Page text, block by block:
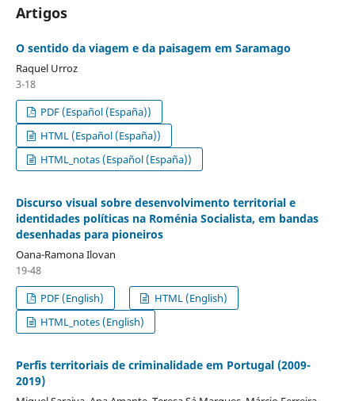
Artigos
O sentido da viagem e da paisagem em Saramago
Raquel Urroz
3-18
PDF (Español (España))
HTML (Español (España))
HTML_notas (Español (España))
Discurso visual sobre desenvolvimento territorial e
identidades políticas na Roménia Socialista, em bandas
desenhadas para pioneiros
Oana-Ramona Ilovan
19-48
PDF (English)
HTML (English)
HTML_notes (English)
Perfis territoriais de criminalidade em Portugal (2009-
2019)